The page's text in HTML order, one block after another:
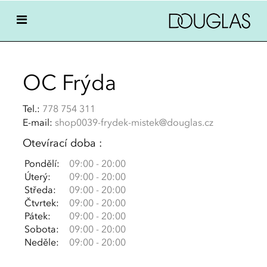
OC Frýda
Tel.: 778 754 311
E-mail: shop0039-frydek-mistek@douglas.cz
Otevírací doba :
Pondělí:
09:00 - 20:00
Úterý:
09:00 - 20:00
Středa:
09:00 - 20:00
Čtvrtek:
09:00 - 20:00
Pátek:
09:00 - 20:00
Sobota:
09:00 - 20:00
Neděle:
09:00 - 20:00